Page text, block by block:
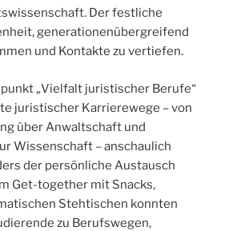
Der festliche
generationenübergreifend
und Kontakte zu vertiefen.
„Vielfalt juristischer Berufe“
juristischer Karrierewege – von
über Anwaltschaft und
Wissenschaft – anschaulich
der persönliche Austausch
Get-together mit Snacks,
Stehtischen konnten
zu Berufswegen,